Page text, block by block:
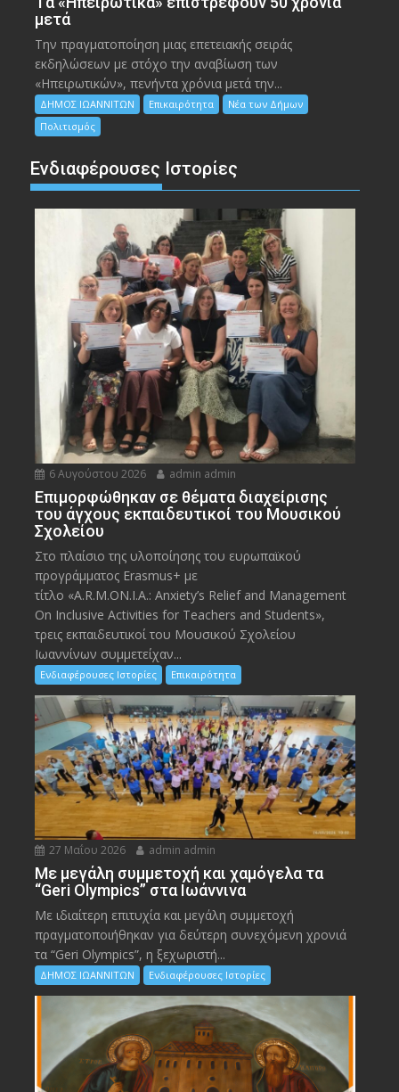
μετά
Την πραγματοποίηση μιας επετειακής σειράς
εκδηλώσεων με στόχο την αναβίωση των
«Ηπειρωτικών», πενήντα χρόνια μετά την...
ΔΗΜΟΣ ΙΩΑΝΝΙΤΩΝ Επικαιρότητα
Νέα των Δήμων
Πολιτισμός
Ενδιαφέρουσες Ιστορίες
6 Αυγούστου 2026 admin admin
Eπιμορφώθηκαν σε θέματα διαχείρισης
του άγχους εκπαιδευτικοί του Μουσικού
Σχολείου
Στο πλαίσιο της υλοποίησης του ευρωπαϊκού
προγράμματος Erasmus+ με
τίτλο «A.R.M.ON.I.A.: Anxiety’s Relief and Management
On Inclusive Activities for Teachers and Students»,
τρεις εκπαιδευτικοί του Μουσικού Σχολείου
Ιωαννίνων συμμετείχαν...
Ενδιαφέρουσες Ιστορίες Επικαιρότητα
27 Μαΐου 2026 admin admin
Με μεγάλη συμμετοχή και χαμόγελα τα
“Geri Olympics” στα Ιωάννινα
Με ιδιαίτερη επιτυχία και μεγάλη συμμετοχή
πραγματοποιήθηκαν για δεύτερη συνεχόμενη χρονιά
τα “Geri Olympics”, η ξεχωριστή...
ΔΗΜΟΣ ΙΩΑΝΝΙΤΩΝ Ενδιαφέρουσες Ιστορίες